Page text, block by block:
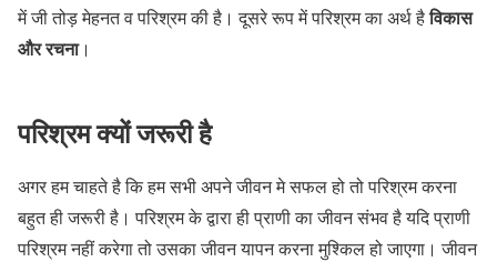
में जी तोड़ मेहनत व परिश्रम की है। दूसरे रूप में परिश्रम का अर्थ हैविकास
और रचना।
परिश्रम क्यों जरूरी है
अगर हम चाहते है कि हम सभी अपने जीवन मे सफल हो तो परिश्रम करना
बहुत ही जरूरी है। परिश्रम के द्वारा ही प्राणी का जीवन संभव है यदि प्राणी
परिश्रम नहीं करेगा तो उसका जीवन यापन करना मुश्किल हो जाएगा। जीवन